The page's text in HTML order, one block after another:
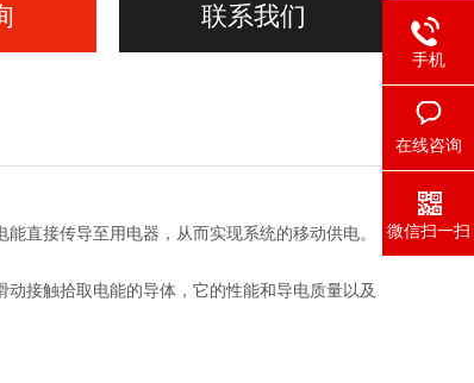
联系我们
直接传导至用电器，从而实现系统的移动供电。
接触拾取电能的导体，它的性能和导电质量以及
手机
在线咨询
微信扫一扫